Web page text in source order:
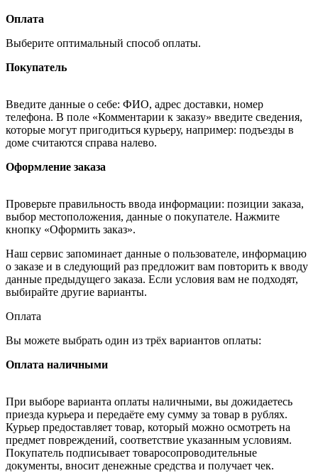
Оплата
Выберите оптимальный способ оплаты.
Покупатель
Введите данные о себе: ФИО, адрес доставки, номер
телефона. В поле «Комментарии к заказу» введите сведения,
которые могут пригодиться курьеру, например: подъезды в
доме считаются справа налево.
Оформление заказа
Проверьте правильность ввода информации: позиции заказа,
выбор местоположения, данные о покупателе. Нажмите
кнопку «Оформить заказ».
Наш сервис запоминает данные о пользователе, информацию
о заказе и в следующий раз предложит вам повторить к вводу
данные предыдущего заказа. Если условия вам не подходят,
выбирайте другие варианты.
Оплата
Вы можете выбрать один из трёх вариантов оплаты:
Оплата наличными
При выборе варианта оплаты наличными, вы дожидаетесь
приезда курьера и передаёте ему сумму за товар в рублях.
Курьер предоставляет товар, который можно осмотреть на
предмет повреждений, соответствие указанным условиям.
Покупатель подписывает товаросопроводительные
документы, вносит денежные средства и получает чек.